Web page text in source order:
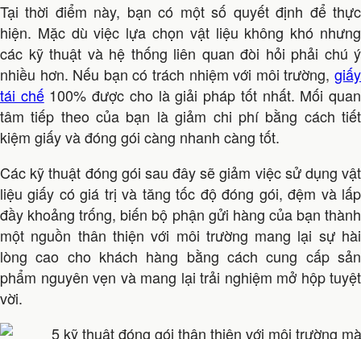
Tại thời điểm này, bạn có một số quyết định để thực
hiện. Mặc dù việc lựa chọn vật liệu không khó nhưng
các kỹ thuật và hệ thống liên quan đòi hỏi phải chú ý
nhiều hơn. Nếu bạn có trách nhiệm với môi trường, giấy
tái chế100% được cho là giải pháp tốt nhất. Mối quan
tâm tiếp theo của bạn là giảm chi phí bằng cách tiết
kiệm giấy và đóng gói càng nhanh càng tốt.
Các kỹ thuật đóng gói sau đây sẽ giảm việc sử dụng vật
liệu giấy có giá trị và tăng tốc độ đóng gói, đệm và lấp
đầy khoảng trống, biến bộ phận gửi hàng của bạn thành
một nguồn thân thiện với môi trường mang lại sự hài
lòng cao cho khách hàng bằng cách cung cấp sản
phẩm nguyên vẹn và mang lại trải nghiệm mở hộp tuyệt
vời.